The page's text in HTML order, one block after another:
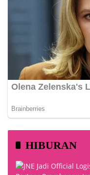
HIBURAN